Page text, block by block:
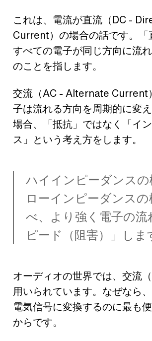
これは、電流が直流（DC -
Current）の場合の話です。「
すべての電子が同じ方向に流
のことを指します。
交流（AC - Alternate Current
子は流れる方向を周期的に変
場合、「抵抗」ではなく「イ
ス」という考え方をします。
ハイインピーダンスの
ローインピーダンス
べ、より強く電子の流
ピード（阻害）」しま
オーディオの世界では、交流
用いられています。なぜなら
電気信号に変換するのに最も
からです。